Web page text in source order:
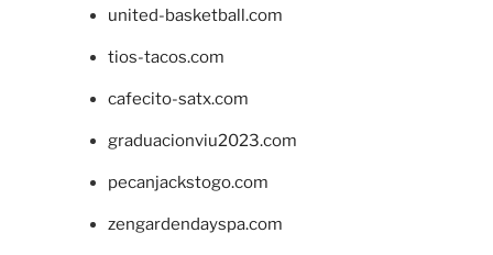
united-basketball.com
tios-tacos.com
cafecito-satx.com
graduacionviu2023.com
pecanjackstogo.com
zengardendayspa.com